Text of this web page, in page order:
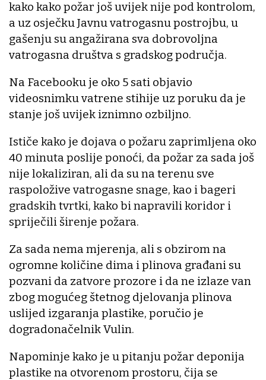
kako kako požar još uvijek nije pod kontrolom,
a uz osječku Javnu vatrogasnu postrojbu, u
gašenju su angažirana sva dobrovoljna
vatrogasna društva s gradskog područja.
Na Facebooku je oko 5 sati objavio
videosnimku vatrene stihije uz poruku da je
stanje još uvijek iznimno ozbiljno.
Ističe kako je dojava o požaru zaprimljena oko
40 minuta poslije ponoći, da požar za sada još
nije lokaliziran, ali da su na terenu sve
raspoložive vatrogasne snage, kao i bageri
gradskih tvrtki, kako bi napravili koridor i
spriječili širenje požara.
Za sada nema mjerenja, ali s obzirom na
ogromne količine dima i plinova građani su
pozvani da zatvore prozore i da ne izlaze van
zbog mogućeg štetnog djelovanja plinova
uslijed izgaranja plastike, poručio je
dogradonačelnik Vulin.
Napominje kako je u pitanju požar deponija
plastike na otvorenom prostoru, čija se